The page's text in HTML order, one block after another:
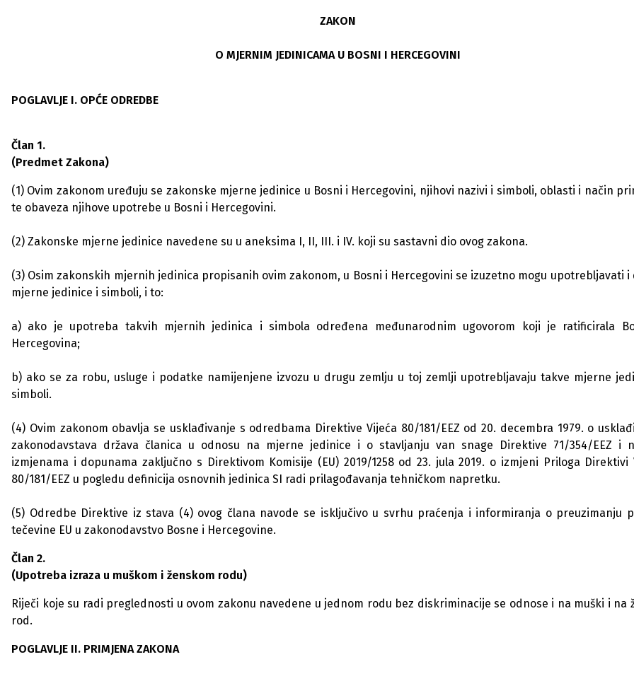
ZAKON
O MJERNIM JEDINICAMA U BOSNI I HERCEGOVINI
POGLAVLJE I. OPĆE ODREDBE
Član 1.
(Predmet Zakona)
(1) Ovim zakonom uređuju se zakonske mjerne jedinice u Bosni i Hercegovini, njihovi nazivi i simboli, oblasti i način
te obaveza njihove upotrebe u Bosni i Hercegovini.
(2) Zakonske mjerne jedinice navedene su u aneksima I, II, III. i IV. koji su sastavni dio ovog zakona.
(3) Osim zakonskih mjernih jedinica propisanih ovim zakonom, u Bosni i Hercegovini se izuzetno mogu upotrebljavati i
mjerne jedinice i simboli, i to:
a) ako je upotreba takvih mjernih jedinica i simbola određena međunarodnim ugovorom koji je ratificirala
Hercegovina;
b) ako se za robu, usluge i podatke namijenjene izvozu u drugu zemlju u toj zemlji upotrebljavaju takve mjerne
simboli.
(4) Ovim zakonom obavlja se usklađivanje s odredbama Direktive Vijeća 80/181/EEZ od 20. decembra 1979. o
zakonodavstava država članica u odnosu na mjerne jedinice i o stavljanju van snage Direktive 71/354/EEZ i
izmjenama i dopunama zaključno s Direktivom Komisije (EU) 2019/1258 оd 23. jula 2019. o izmjeni Priloga Direktivi
80/181/EEZ u pogledu definicija osnovnih jedinica SI radi prilagođavanja tehničkom napretku.
(5) Odredbe Direktive iz stava (4) ovog člana navode se isključivo u svrhu praćenja i informiranja o preuzimanju
tečevine EU u zakonodavstvo Bosne i Hercegovine.
Član 2.
(Upotreba izraza u muškom i ženskom rodu)
Riječi koje su radi preglednosti u ovom zakonu navedene u jednom rodu bez diskriminacije se odnose i na muški i na
rod.
POGLAVLJE II. PRIMJENA ZAKONA